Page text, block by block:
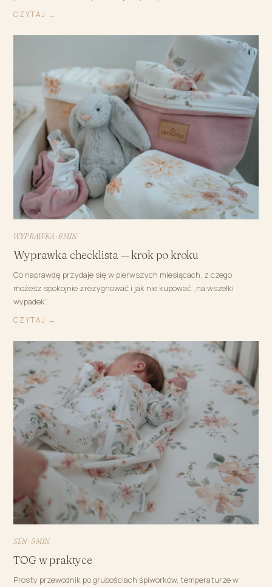
CZYTAJ →
WYPRAWKA · 8 MIN
Wyprawka checklista — krok po kroku
Co naprawdę przydaje się w pierwszych miesiącach, z czego
możesz spokojnie zrezygnować i jak nie kupować „na wszelki
wypadek”.
CZYTAJ →
SEN · 5 MIN
TOG w praktyce
Prosty przewodnik po grubościach śpiworków, temperaturze w